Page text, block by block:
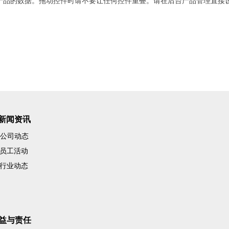
闻资讯
公司动态
工活动
业动态
与责任